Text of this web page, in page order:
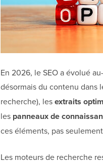
En 2026, le SEO a évolué
désormais du contenu dans
recherche), lesextraits
les panneaux de
ces éléments, pas
Les moteurs de recherche